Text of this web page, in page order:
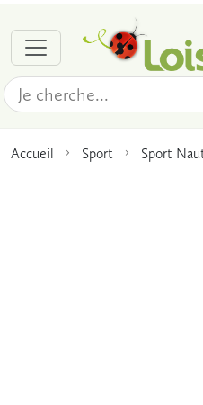
Accueil Sport Sport